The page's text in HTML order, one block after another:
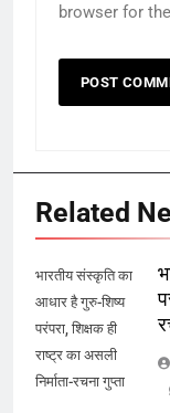
browser for
Related
भारतीय संस्कृति का
आधार है गुरु-शिष्य
परंपरा, शिक्षक ही
राष्ट्र का असली
निर्माता-रचना गुप्ता